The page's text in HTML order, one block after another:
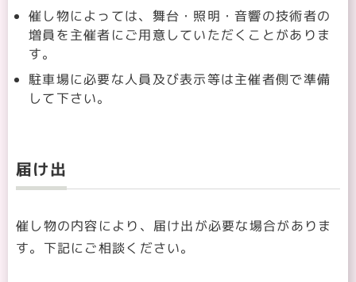
催し物によっては、舞台・照明・音響の技術者の
増員を主催者にご用意していただくことがありま
す。
駐車場に必要な人員及び表示等は主催者側で準備
して下さい。
届け出
催し物の内容により、届け出が必要な場合がありま
す。下記にご相談ください。